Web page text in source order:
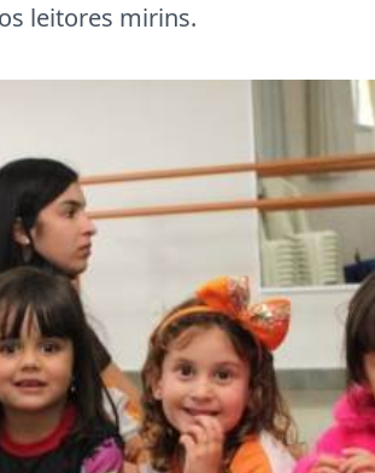
leitores mirins.